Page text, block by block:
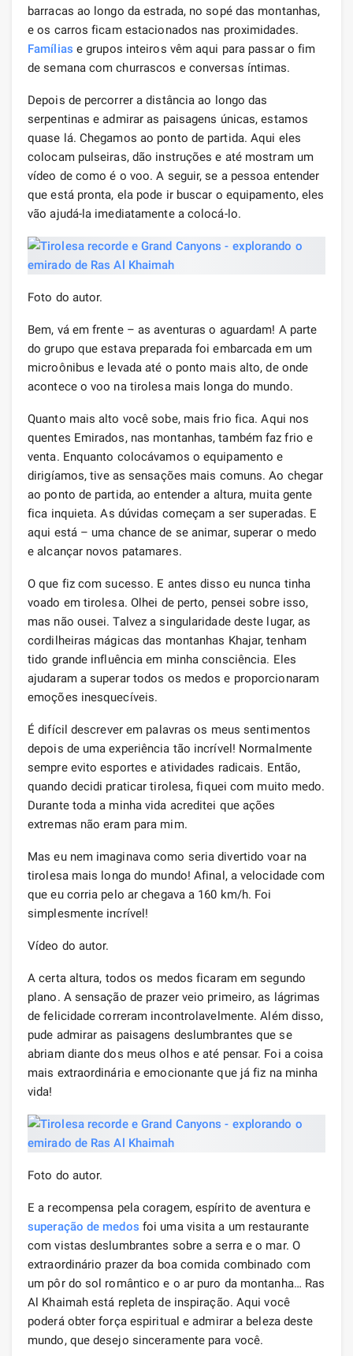
barracas ao longo da estrada, no sopé das montanhas,
e os carros ficam estacionados nas proximidades.
Famílias e grupos inteiros vêm aqui para passar o fim
de semana com churrascos e conversas íntimas.
Depois de percorrer a distância ao longo das
serpentinas e admirar as paisagens únicas, estamos
quase lá. Chegamos ao ponto de partida. Aqui eles
colocam pulseiras, dão instruções e até mostram um
vídeo de como é o voo. A seguir, se a pessoa entender
que está pronta, ela pode ir buscar o equipamento, eles
vão ajudá-la imediatamente a colocá-lo.
Foto do autor.
Bem, vá em frente – as aventuras o aguardam! A parte
do grupo que estava preparada foi embarcada em um
microônibus e levada até o ponto mais alto, de onde
acontece o voo na tirolesa mais longa do mundo.
Quanto mais alto você sobe, mais frio fica. Aqui nos
quentes Emirados, nas montanhas, também faz frio e
venta. Enquanto colocávamos o equipamento e
dirigíamos, tive as sensações mais comuns. Ao chegar
ao ponto de partida, ao entender a altura, muita gente
fica inquieta. As dúvidas começam a ser superadas. E
aqui está – uma chance de se animar, superar o medo
e alcançar novos patamares.
O que fiz com sucesso. E antes disso eu nunca tinha
voado em tirolesa. Olhei de perto, pensei sobre isso,
mas não ousei. Talvez a singularidade deste lugar, as
cordilheiras mágicas das montanhas Khajar, tenham
tido grande influência em minha consciência. Eles
ajudaram a superar todos os medos e proporcionaram
emoções inesquecíveis.
É difícil descrever em palavras os meus sentimentos
depois de uma experiência tão incrível! Normalmente
sempre evito esportes e atividades radicais. Então,
quando decidi praticar tirolesa, fiquei com muito medo.
Durante toda a minha vida acreditei que ações
extremas não eram para mim.
Mas eu nem imaginava como seria divertido voar na
tirolesa mais longa do mundo! Afinal, a velocidade com
que eu corria pelo ar chegava a 160 km/h. Foi
simplesmente incrível!
Vídeo do autor.
A certa altura, todos os medos ficaram em segundo
plano. A sensação de prazer veio primeiro, as lágrimas
de felicidade correram incontrolavelmente. Além disso,
pude admirar as paisagens deslumbrantes que se
abriam diante dos meus olhos e até pensar. Foi a coisa
mais extraordinária e emocionante que já fiz na minha
vida!
Foto do autor.
E a recompensa pela coragem, espírito de aventura e
superação de medos foi uma visita a um restaurante
com vistas deslumbrantes sobre a serra e o mar. O
extraordinário prazer da boa comida combinado com
um pôr do sol romântico e o ar puro da montanha… Ras
Al Khaimah está repleta de inspiração. Aqui você
poderá obter força espiritual e admirar a beleza deste
mundo, que desejo sinceramente para você.